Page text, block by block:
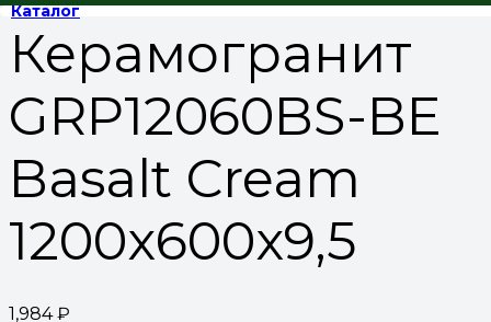
Каталог
Керамогранит
GRP12060BS-BE
Basalt Cream
1200x600x9,5
1,984₽